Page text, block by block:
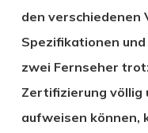
den verschiedenen
Spezifikationen
zwei Fernseher
Zertifizierung völlig
aufweisen können,